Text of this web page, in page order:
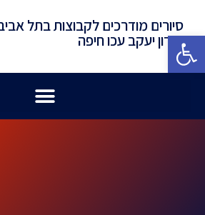
פתח סרגל נגישות
סיורים מודרכים לקבוצות בתל
זכרון יעקב עכו חיפה